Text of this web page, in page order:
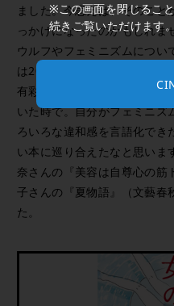
※この画面を閉じるこ
続きご覧いただけます
ました。今思えば、そのこと
っかけになったのかもしれま
ウルフやフェミニズムにつ
は2018年だったんですが、
有彩さんの『日本のヤバい女
いた時で。自分がフェミニズ
ろいろな違和感を言語化でき
い本に巡り合えたなと思い
奈さんの『美容は自尊心の筋
子さんの『夏物語』（文藝春
た。